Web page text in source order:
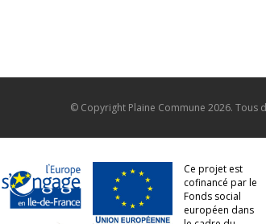
© Copyright Plaine Commune 2026. Tous
Ce projet est
cofinancé par le
Fonds social
européen dans